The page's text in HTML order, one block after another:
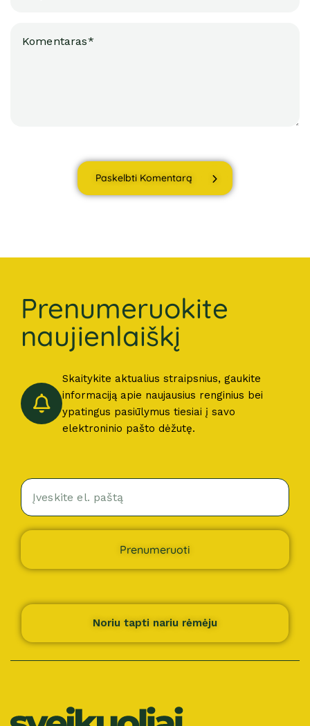
Paskelbti Komentarą
Prenumeruokite
naujienlaiškį
Skaitykite aktualius straipsnius, gaukite
informaciją apie naujausius renginius bei
ypatingus pasiūlymus tiesiai į savo
elektroninio pašto dėžutę.
Prenumeruoti
Noriu tapti nariu rėmėju